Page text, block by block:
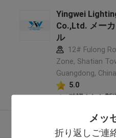
メッ
折り返しご連
Yingwei
Co.,Ltd. メー
ル
12# Fulong
Zone, Shatian
Guangdong,
5.0
確認された製
多くを